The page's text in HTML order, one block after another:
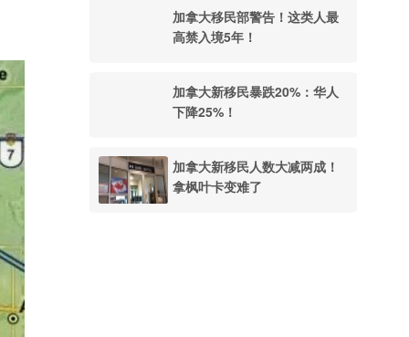
加拿大移民部警告！这类人最
高禁入境5年！
加拿大新移民暴跌20%：华人
下降25%！
加拿大新移民人数大减两成！
拿枫叶卡变难了